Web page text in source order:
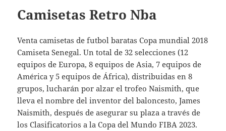
Camisetas Retro Nba
Venta camisetas de futbol baratas Copa mundial 2018
Camiseta Senegal. Un total de 32 selecciones (12
equipos de Europa, 8 equipos de Asia, 7 equipos de
América y 5 equipos de África), distribuidas en 8
grupos, lucharán por alzar el trofeo Naismith, que
lleva el nombre del inventor del baloncesto, James
Naismith, después de asegurar su plaza a través de
los Clasificatorios a la Copa del Mundo FIBA 2023.